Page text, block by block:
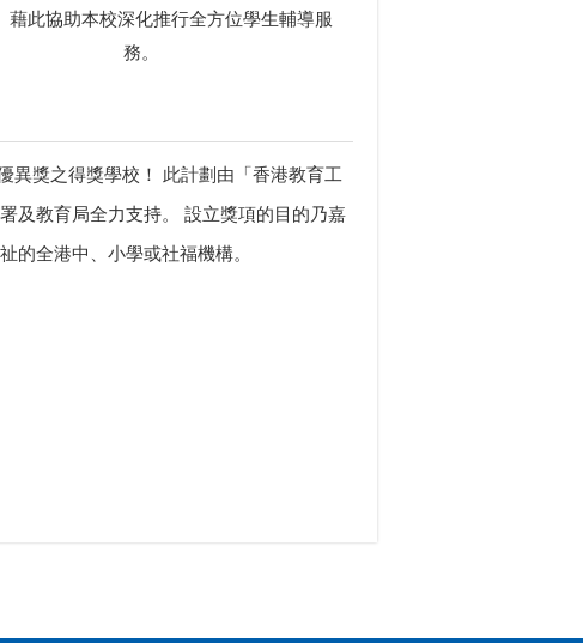
藉此協助本校深化推行全方位學生輔導服
務。
異獎之得獎學校！ 此計劃由「香港教育工
及教育局全力支持。 設立獎項的目的乃嘉
的全港中、小學或社福機構。